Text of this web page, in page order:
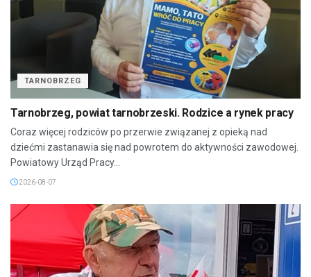
TARNOBRZEG
Tarnobrzeg, powiat tarnobrzeski. Rodzice a rynek pracy
Coraz więcej rodziców po przerwie związanej z opieką nad
dziećmi zastanawia się nad powrotem do aktywności zawodowej.
Powiatowy Urząd Pracy...
2026-08-07